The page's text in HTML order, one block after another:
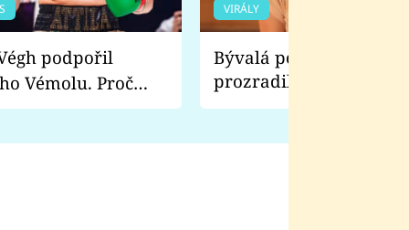
Vémolu. Proč
zápasit s ním než
VIRÁLY
Bývalá pornoherečka
prozradila, co ji
natáčení Euforie.